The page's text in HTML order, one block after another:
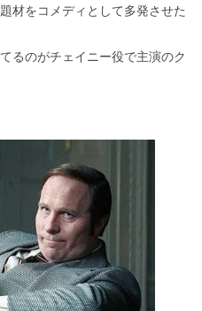
材をコメディとして多発させた
るのがチェイニー役で主演のク